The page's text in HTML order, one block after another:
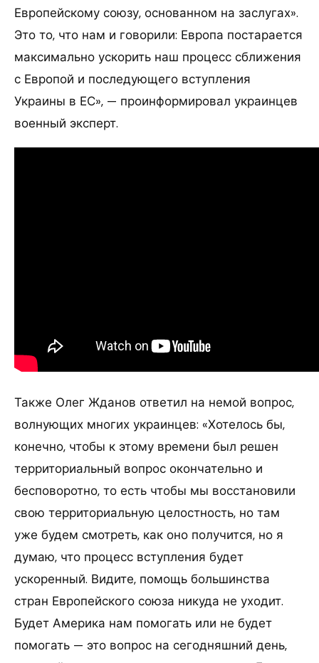
Европейскому союзу, основанном на заслугах».
Это то, что нам и говорили: Европа постарается
максимально ускорить наш процесс сближения
с Европой и последующего вступления
Украины в ЕС», — проинформировал украинцев
военный эксперт.
Также Олег Жданов ответил на немой вопрос,
волнующих многих украинцев: «Хотелось бы,
конечно, чтобы к этому времени был решен
территориальный вопрос окончательно и
бесповоротно, то есть чтобы мы восстановили
свою территориальную целостность, но там
уже будем смотреть, как оно получится, но я
думаю, что процесс вступления будет
ускоренный. Видите, помощь большинства
стран Европейского союза никуда не уходит.
Будет Америка нам помогать или не будет
помогать — это вопрос на сегодняшний день,